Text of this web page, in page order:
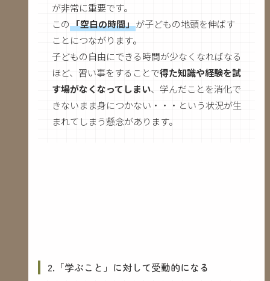
が非常に重要です。
この「空白の時間」が子どもの地頭を伸ばす
ことにつながります。
子どもの自由にできる時間が少なくなればなる
ほど、習い事をすることで得た知識や経験を試
す場がなくなってしまい、学んだことを消化で
きないまま身につかない・・・という状況が生
まれてしまう懸念があります。
2.「学ぶこと」に対して受動的になる